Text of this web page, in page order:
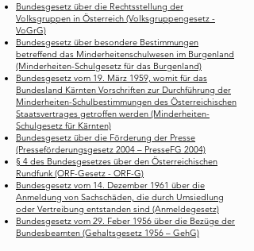
Bundesgesetz über die Rechtsstellung der
Volksgruppen in Österreich (Volksgruppengesetz -
VoGrG)
Bundesgesetz über besondere Bestimmungen
betreffend das Minderheitenschulwesen im Burgenland
(Minderheiten-Schulgesetz für das Burgenland)
Bundesgesetz vom 19. März 1959, womit für das
Bundesland Kärnten Vorschriften zur Durchführung der
Minderheiten-Schulbestimmungen des Österreichischen
Staatsvertrages getroffen werden (Minderheiten-
Schulgesetz für Kärnten)
Bundesgesetz über die Förderung der Presse
(Presseförderungsgesetz 2004 – PresseFG 2004)
§ 4 des Bundesgesetzes über den Österreichischen
Rundfunk (ORF-Gesetz - ORF-G)
Bundesgesetz vom 14. Dezember 1961 über die
Anmeldung von Sachschäden, die durch Umsiedlung
oder Vertreibung entstanden sind (Anmeldegesetz)
Bundesgesetz vom 29. Feber 1956 über die Bezüge der
Bundesbeamten (Gehaltsgesetz 1956 – GehG)